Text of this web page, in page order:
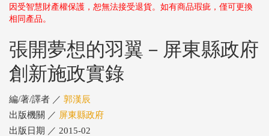
因受智慧財產權保護，恕無法接受退貨。如有商品瑕疵，僅可更換
相同產品。
張開夢想的羽翼－屏東縣政府
創新施政實錄
編/著/譯者 ／ 郭漢辰
出版機關 ／ 屏東縣政府
出版日期 ／ 2015-02